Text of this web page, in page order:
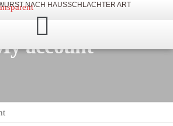
NACH HAUSSCHLACHTER ART
account